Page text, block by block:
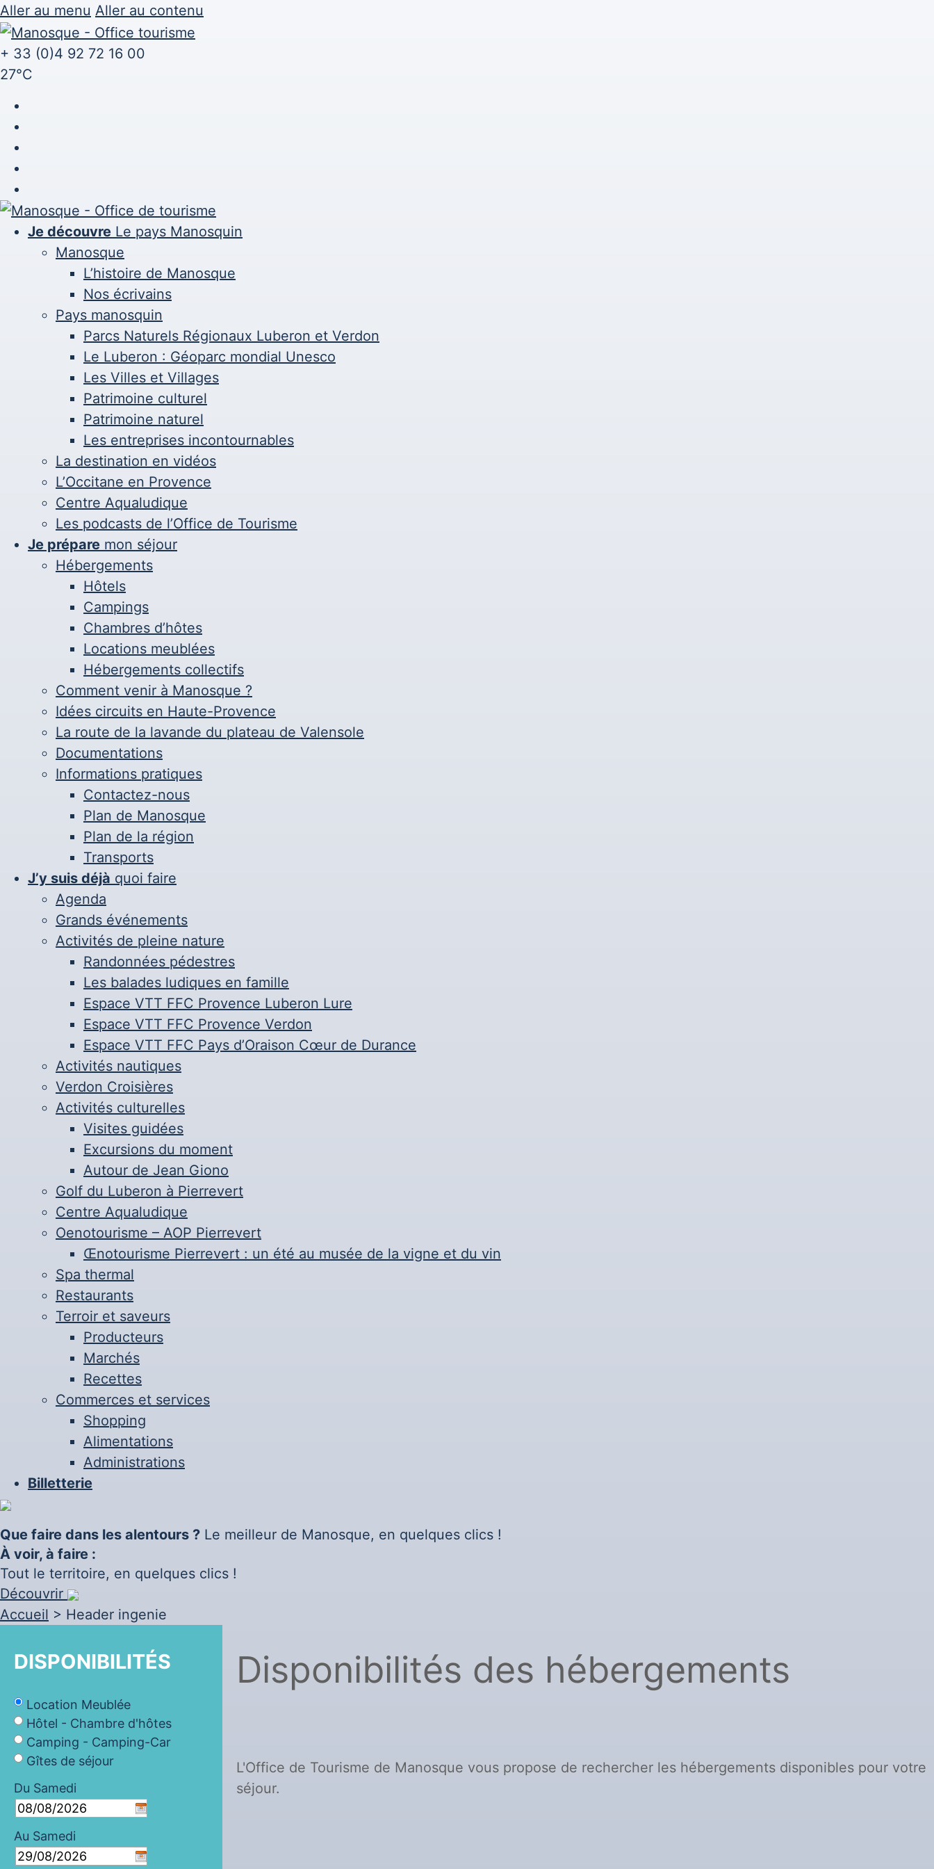
Aller au menu Aller au contenu
+ 33 (0)4 92 72 16 00
27°C
Je découvre Le pays Manosquin
Manosque
L’histoire de Manosque
Nos écrivains
Pays manosquin
Parcs Naturels Régionaux Luberon et Verdon
Le Luberon : Géoparc mondial Unesco
Les Villes et Villages
Patrimoine culturel
Patrimoine naturel
Les entreprises incontournables
La destination en vidéos
L’Occitane en Provence
Centre Aqualudique
Les podcasts de l’Office de Tourisme
Je prépare mon séjour
Hébergements
Hôtels
Campings
Chambres d’hôtes
Locations meublées
Hébergements collectifs
Comment venir à Manosque ?
Idées circuits en Haute-Provence
La route de la lavande du plateau de Valensole
Documentations
Informations pratiques
Contactez-nous
Plan de Manosque
Plan de la région
Transports
J’y suis déjà quoi faire
Agenda
Grands événements
Activités de pleine nature
Randonnées pédestres
Les balades ludiques en famille
Espace VTT FFC Provence Luberon Lure
Espace VTT FFC Provence Verdon
Espace VTT FFC Pays d’Oraison Cœur de Durance
Activités nautiques
Verdon Croisières
Activités culturelles
Visites guidées
Excursions du moment
Autour de Jean Giono
Golf du Luberon à Pierrevert
Centre Aqualudique
Oenotourisme – AOP Pierrevert
Œnotourisme Pierrevert : un été au musée de la vigne et du vin
Spa thermal
Restaurants
Terroir et saveurs
Producteurs
Marchés
Recettes
Commerces et services
Shopping
Alimentations
Administrations
Billetterie
Que faire dans les alentours ? Le meilleur de Manosque, en quelques clics !
À voir, à faire :
Tout le territoire, en quelques clics !
Découvrir
Accueil > Header ingenie
DISPONIBILITÉS
Location Meublée
Hôtel - Chambre d'hôtes
Camping - Camping-Car
Gîtes de séjour
Du Samedi
Au Samedi
Disponibilités des hébergements
L'Office de Tourisme de Manosque vous propose de rechercher les hébergements disponibles pour votre
séjour.